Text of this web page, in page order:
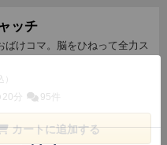
ッチ
ばけコマ。脳をひねって全力ス
）
20分 95件
カートに追加する